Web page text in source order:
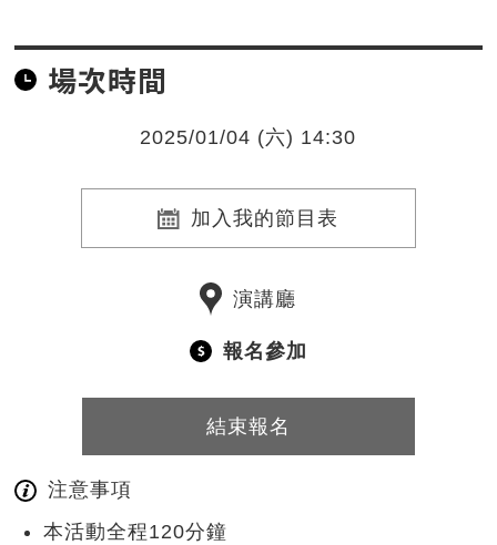
場次時間
2025/01/04 (六) 14:30
加入我的節目表
演講廳
報名參加
結束報名
注意事項
本活動全程120分鐘